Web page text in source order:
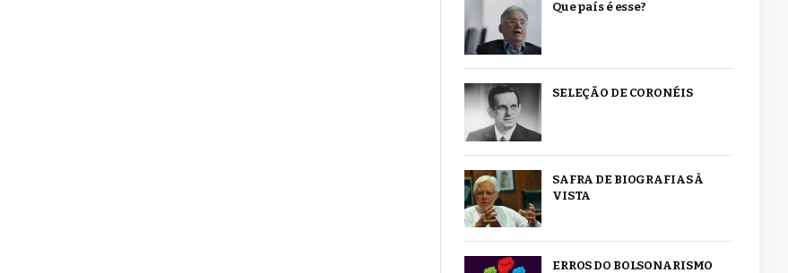
Que país é esse?
SELEÇÃO DE CORONÉIS
SAFRA DE BIOGRAFIAS À
VISTA
ERROS DO BOLSONARISMO